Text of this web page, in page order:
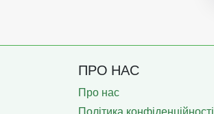
ПРО НАС
Про нас